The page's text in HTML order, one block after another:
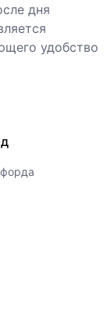
дня
удобство